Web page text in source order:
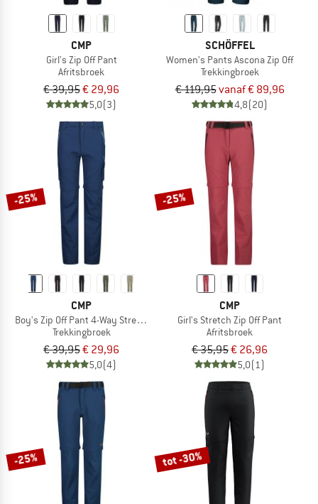
CMP
Girl's Zip Off Pant
Afritsbroek
€ 39,95€ 29,96
5,0(3)
SCHÖFFEL
Women's Pants Ascona Zip Off
Trekkingbroek
€ 119,95vanaf € 89,96
4,8(20)
-25%
CMP
Boy's Zip Off Pant 4-Way Stretch
Trekkingbroek
€ 39,95€ 29,96
5,0(4)
-25%
CMP
Girl's Stretch Zip Off Pant
Afritsbroek
€ 35,95€ 26,96
5,0(1)
-25% tot -30%